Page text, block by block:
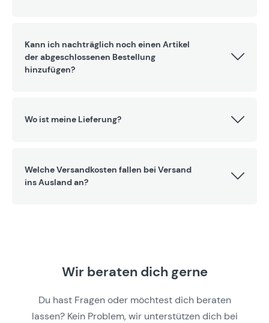
Kann ich nachträglich noch einen Artikel
der abgeschlossenen Bestellung
hinzufügen?
Wo ist meine Lieferung?
Welche Versandkosten fallen bei Versand
ins Ausland an?
Wir beraten dich gerne
Du hast Fragen oder möchtest dich beraten
lassen? Kein Problem, wir unterstützen dich bei